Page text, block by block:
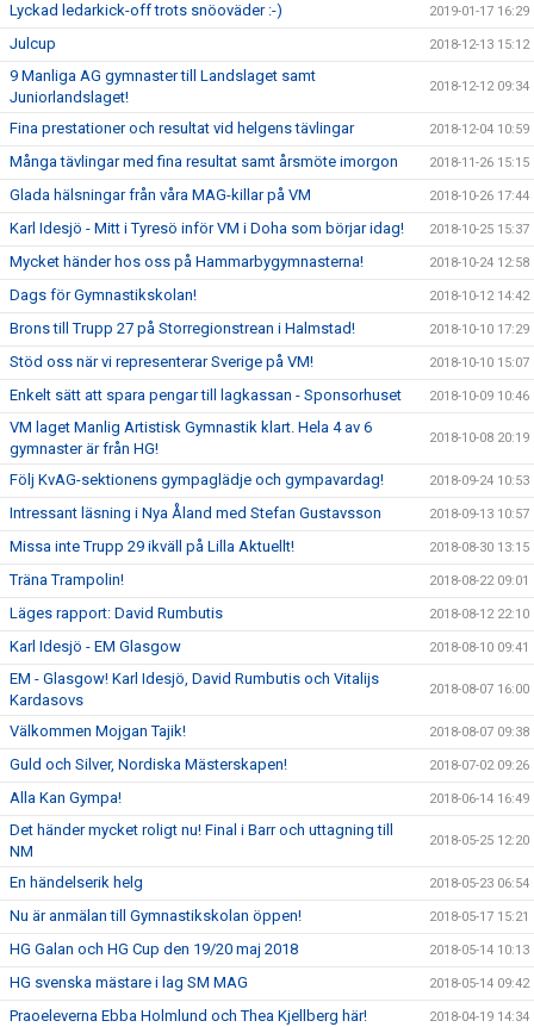
Lyckad ledarkick-off trots snöoväder :-) 2019-01-17 16:29
Julcup 2018-12-13 15:12
9 Manliga AG gymnaster till Landslaget samt
Juniorlandslaget!
2018-12-12 09:34
Fina prestationer och resultat vid helgens tävlingar 2018-12-04 10:59
Många tävlingar med fina resultat samt årsmöte imorgon 2018-11-26 15:15
Glada hälsningar från våra MAG-killar på VM 2018-10-26 17:44
Karl Idesjö - Mitt i Tyresö inför VM i Doha som börjar idag! 2018-10-25 15:37
Mycket händer hos oss på Hammarbygymnasterna! 2018-10-24 12:58
Dags för Gymnastikskolan! 2018-10-12 14:42
Brons till Trupp 27 på Storregionstrean i Halmstad! 2018-10-10 17:29
Stöd oss när vi representerar Sverige på VM! 2018-10-10 15:07
Enkelt sätt att spara pengar till lagkassan - Sponsorhuset 2018-10-09 10:46
VM laget Manlig Artistisk Gymnastik klart. Hela 4 av 6
gymnaster är från HG!
2018-10-08 20:19
Följ KvAG-sektionens gympaglädje och gympavardag! 2018-09-24 10:53
Intressant läsning i Nya Åland med Stefan Gustavsson 2018-09-13 10:57
Missa inte Trupp 29 ikväll på Lilla Aktuellt! 2018-08-30 13:15
Träna Trampolin! 2018-08-22 09:01
Läges rapport: David Rumbutis 2018-08-12 22:10
Karl Idesjö - EM Glasgow 2018-08-10 09:41
EM - Glasgow! Karl Idesjö, David Rumbutis och Vitalijs
Kardasovs
2018-08-07 16:00
Välkommen Mojgan Tajik! 2018-08-07 09:38
Guld och Silver, Nordiska Mästerskapen! 2018-07-02 09:26
Alla Kan Gympa! 2018-06-14 16:49
Det händer mycket roligt nu! Final i Barr och uttagning till
NM
2018-05-25 12:20
En händelserik helg 2018-05-23 06:54
Nu är anmälan till Gymnastikskolan öppen! 2018-05-17 15:21
HG Galan och HG Cup den 19/20 maj 2018 2018-05-14 10:13
HG svenska mästare i lag SM MAG 2018-05-14 09:42
Praoeleverna Ebba Holmlund och Thea Kjellberg här! 2018-04-19 14:34